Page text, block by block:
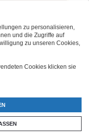
Bild auf
Fototablett
dabei ganz
zu personalisieren,
und die Zugriffe auf
zu unseren Cookies,
Cookies klicken sie